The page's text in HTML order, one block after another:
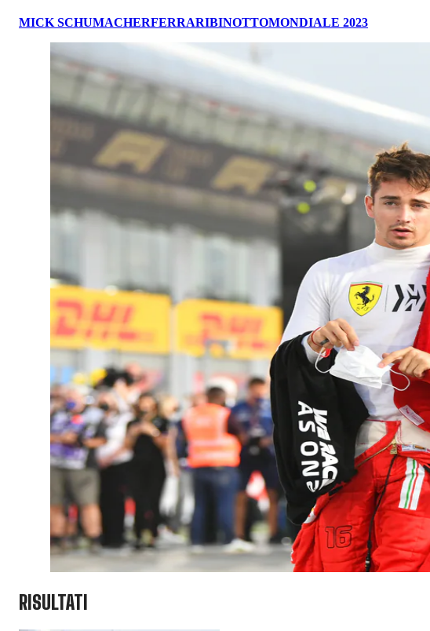
MICK SCHUMACHERFERRARIBINOTTOMONDIALE 2023
RISULTATI